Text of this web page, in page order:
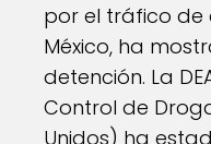
por el tráfico de
México, ha
detención. La
Control de
Unidos) ha